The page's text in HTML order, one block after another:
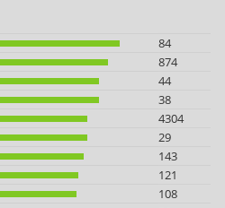
84
874
44
38
4304
29
143
121
108